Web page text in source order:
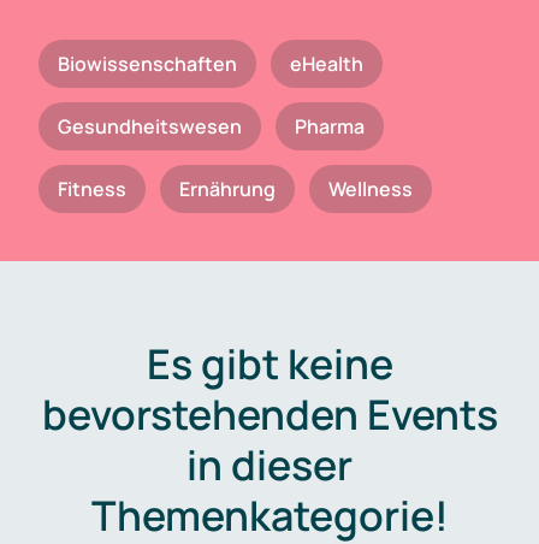
Biowissenschaften eHealth
Gesundheitswesen Pharma
Fitness Ernährung Wellness
Es gibt keine
bevorstehenden Events
in dieser
Themenkategorie!